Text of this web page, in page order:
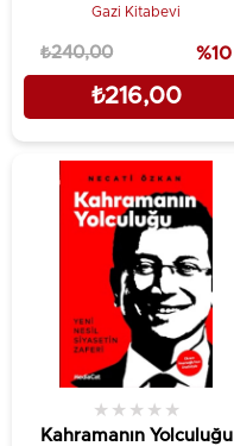
Gazi Kitabevi
₺216,00
₺240,00 %10
Kahramanın Yolculuğu
★ ★ ★ ★ ★